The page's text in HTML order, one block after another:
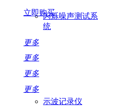
闪烁噪声测试系
统
更多
更多
更多
更多
示波记录仪
立即购买